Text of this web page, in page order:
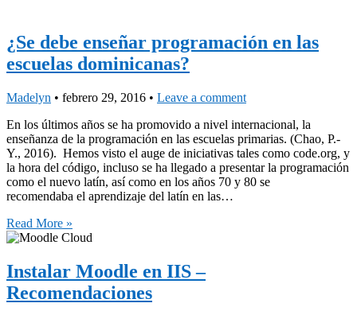
¿Se debe enseñar programación en las
escuelas dominicanas?
Madelyn • febrero 29, 2016 • Leave a comment
En los últimos años se ha promovido a nivel internacional, la
enseñanza de la programación en las escuelas primarias. (Chao, P.-
Y., 2016). Hemos visto el auge de iniciativas tales como code.org, y
la hora del código, incluso se ha llegado a presentar la programación
como el nuevo latín, así como en los años 70 y 80 se
recomendaba el aprendizaje del latín en las…
Read More »
Instalar Moodle en IIS –
Recomendaciones